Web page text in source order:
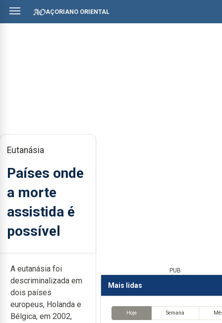
AÇORIANO ORIENTAL
Eutanásia
Países onde
a morte
assistida é
possível
A eutanásia foi
descriminalizada em
dois países
europeus, Holanda e
Bélgica, em 2002,
PUB
Mais lidas
Hoje Semana